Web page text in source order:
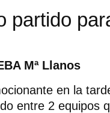
partido
Mª Llanos
en la
entre 2 equipos